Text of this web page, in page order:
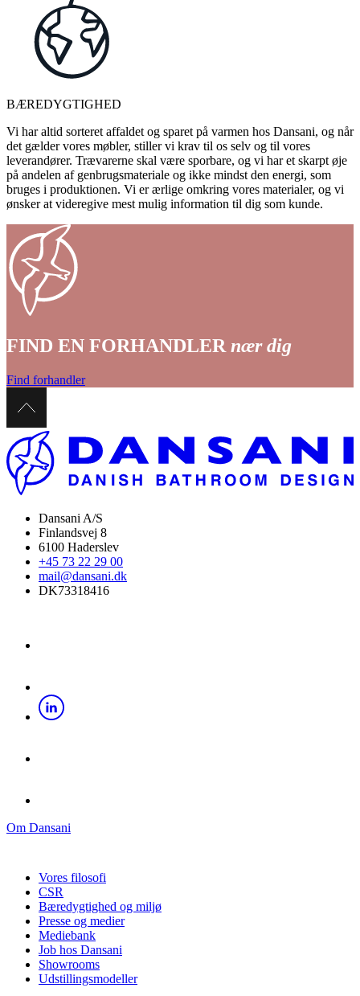
BÆREDYGTIGHED
Vi har altid sorteret affaldet og sparet på varmen hos Dansani, og når
det gælder vores møbler, stiller vi krav til os selv og til vores
leverandører. Trævarerne skal være sporbare, og vi har et skarpt øje
på andelen af genbrugsmateriale og ikke mindst den energi, som
bruges i produktionen. Vi er ærlige omkring vores materialer, og vi
ønsker at videregive mest mulig information til dig som kunde.
FIND EN FORHANDLER nær dig
Find forhandler
Dansani A/S
Finlandsvej 8
6100 Haderslev
+45 73 22 29 00
mail@dansani.dk
DK73318416
Om Dansani
Vores filosofi
CSR
Bæredygtighed og miljø
Presse og medier
Mediebank
Job hos Dansani
Showrooms
Udstillingsmodeller